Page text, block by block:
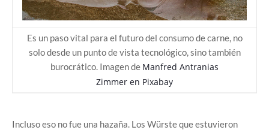
Es un paso vital para el futuro del consumo de carne, no
solo desde un punto de vista tecnológico, sino también
burocrático. Imagen de Manfred Antranias
Zimmer en Pixabay
Incluso eso no fue una hazaña. Los Würste que estuvieron